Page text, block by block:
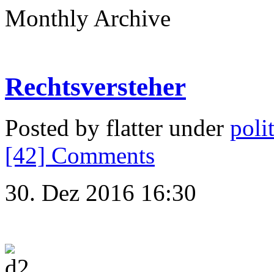
Monthly Archive
Rechtsversteher
Posted by flatter under
[42] Comments
30. Dez 2016 16:30